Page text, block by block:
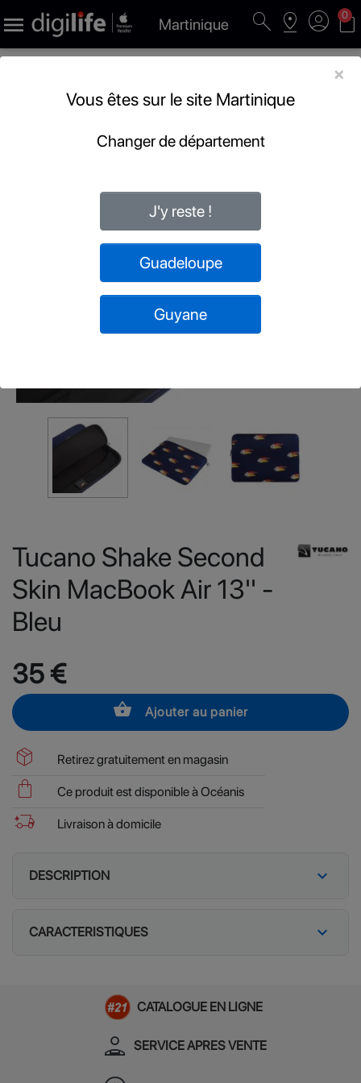
 Martinique search pin_drop account_circle shopping_bag
0
Tucano Shake Second
Skin MacBook Air 13'' -
Bleu
35 €
shopping_basket Ajouter au panier
package_2 Retirez gratuitement en magasin
shopping_bag Ce produit est disponible à Océanis
delivery_truck_bolt Livraison à domicile
DESCRIPTION expand_more
CARACTERISTIQUES expand_more
CATALOGUE EN LIGNE
person_apron SERVICE APRES VENTE
×
Vous êtes sur le site Martinique
Changer de département
J'y reste !
Guadeloupe
Guyane